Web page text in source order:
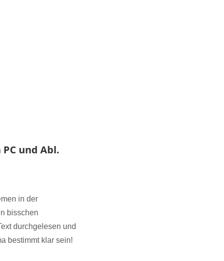
und Abl.
in der
bisschen
durchgelesen und
bestimmt klar sein!